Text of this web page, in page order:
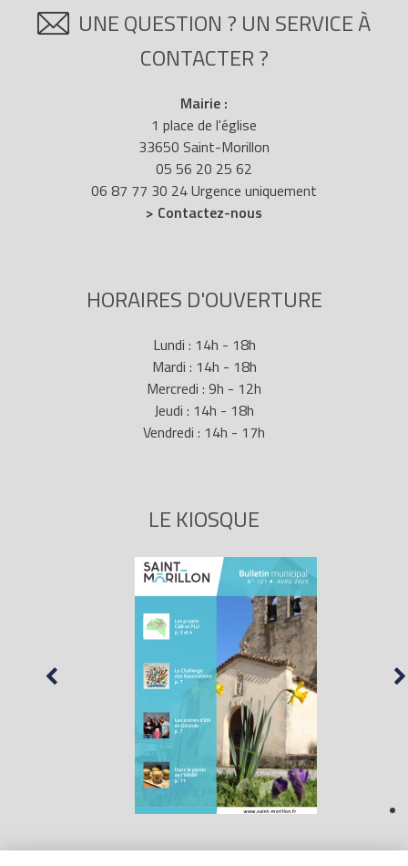
UNE QUESTION ? UN SERVICE À
CONTACTER ?
Mairie :
1 place de l'église
33650 Saint-Morillon
05 56 20 25 62
06 87 77 30 24 Urgence uniquement
> Contactez-nous
HORAIRES D'OUVERTURE
Lundi : 14h - 18h
Mardi : 14h - 18h
Mercredi : 9h - 12h
Jeudi : 14h - 18h
Vendredi : 14h - 17h
LE KIOSQUE